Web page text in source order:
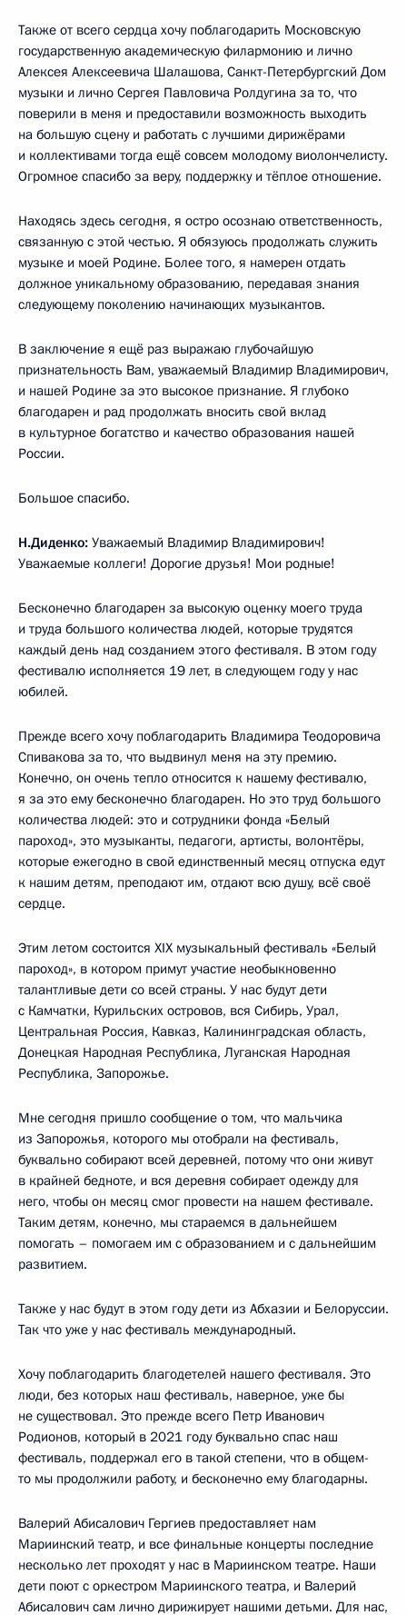
Также от всего сердца хочу поблагодарить Московскую
государственную академическую филармонию и лично
Алексея Алексеевича Шалашова, Санкт-Петербургский Дом
музыки и лично Сергея Павловича Ролдугина за то, что
поверили в меня и предоставили возможность выходить
на большую сцену и работать с лучшими дирижёрами
и коллективами тогда ещё совсем молодому виолончелисту.
Огромное спасибо за веру, поддержку и тёплое отношение.
Находясь здесь сегодня, я остро осознаю ответственность,
связанную с этой честью. Я обязуюсь продолжать служить
музыке и моей Родине. Более того, я намерен отдать
должное уникальному образованию, передавая знания
следующему поколению начинающих музыкантов.
В заключение я ещё раз выражаю глубочайшую
признательность Вам, уважаемый Владимир Владимирович,
и нашей Родине за это высокое признание. Я глубоко
благодарен и рад продолжать вносить свой вклад
в культурное богатство и качество образования нашей
России.
Большое спасибо.
Н.Диденко: Уважаемый Владимир Владимирович!
Уважаемые коллеги! Дорогие друзья! Мои родные!
Бесконечно благодарен за высокую оценку моего труда
и труда большого количества людей, которые трудятся
каждый день над созданием этого фестиваля. В этом году
фестивалю исполняется 19 лет, в следующем году у нас
юбилей.
Прежде всего хочу поблагодарить Владимира Теодоровича
Спивакова за то, что выдвинул меня на эту премию.
Конечно, он очень тепло относится к нашему фестивалю,
я за это ему бесконечно благодарен. Но это труд большого
количества людей: это и сотрудники фонда «Белый
пароход», это музыканты, педагоги, артисты, волонтёры,
которые ежегодно в свой единственный месяц отпуска едут
к нашим детям, преподают им, отдают всю душу, всё своё
сердце.
Этим летом состоится XIX музыкальный фестиваль «Белый
пароход», в котором примут участие необыкновенно
талантливые дети со всей страны. У нас будут дети
с Камчатки, Курильских островов, вся Сибирь, Урал,
Центральная Россия, Кавказ, Калининградская область,
Донецкая Народная Республика, Луганская Народная
Республика, Запорожье.
Мне сегодня пришло сообщение о том, что мальчика
из Запорожья, которого мы отобрали на фестиваль,
буквально собирают всей деревней, потому что они живут
в крайней бедноте, и вся деревня собирает одежду для
него, чтобы он месяц смог провести на нашем фестивале.
Таким детям, конечно, мы стараемся в дальнейшем
помогать – помогаем им с образованием и с дальнейшим
развитием.
Также у нас будут в этом году дети из Абхазии и Белоруссии.
Так что уже у нас фестиваль международный.
Хочу поблагодарить благодетелей нашего фестиваля. Это
люди, без которых наш фестиваль, наверное, уже бы
не существовал. Это прежде всего Петр Иванович
Родионов, который в 2021 году буквально спас наш
фестиваль, поддержал его в такой степени, что в общем-
то мы продолжили работу, и бесконечно ему благодарны.
Валерий Абисалович Гергиев предоставляет нам
Мариинский театр, и все финальные концерты последние
несколько лет проходят у нас в Мариинском театре. Наши
дети поют с оркестром Мариинского театра, и Валерий
Абисалович сам лично дирижирует нашими детьми. Для нас,